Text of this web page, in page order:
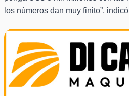
los números dan muy finito”,